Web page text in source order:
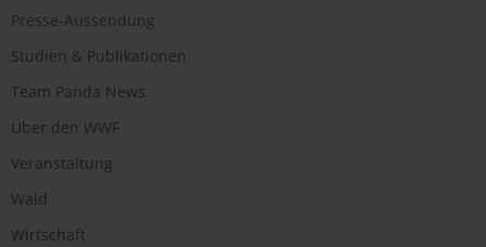
Presse-Aussendung
Studien & Publikationen
Team Panda News
Über den WWF
Veranstaltung
Wald
Wirtschaft